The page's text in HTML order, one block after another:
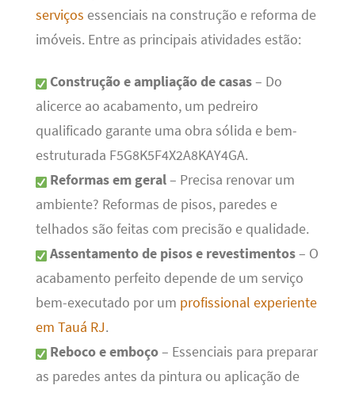
serviços essenciais na construção e reforma de
imóveis. Entre as principais atividades estão:
Construção e ampliação de casas– Do
alicerce ao acabamento, um pedreiro
qualificado garante uma obra sólida e bem-
estruturada F5G8K5F4X2A8KAY4GA.
Reformas em geral– Precisa renovar um
ambiente? Reformas de pisos, paredes e
telhados são feitas com precisão e qualidade.
Assentamento de pisos e revestimentos– O
acabamento perfeito depende de um serviço
bem-executado por um profissional experiente
em Tauá RJ.
Reboco e emboço– Essenciais para preparar
as paredes antes da pintura ou aplicação de